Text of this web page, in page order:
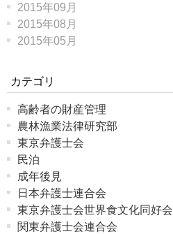
2015年09月
2015年08月
2015年05月
カテゴリ
高齢者の財産管理
農林漁業法律研究部
東京弁護士会
民泊
成年後見
日本弁護士連合会
東京弁護士会世界食文化同好会
関東弁護士会連合会